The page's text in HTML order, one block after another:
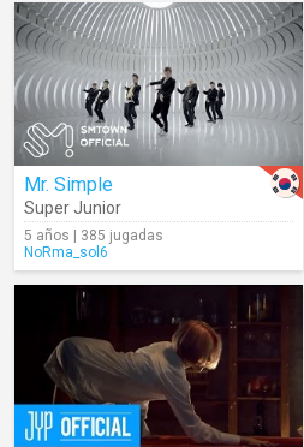
Mr. Simple
Super Junior
5 años | 385 jugadas
NoRma_sol6